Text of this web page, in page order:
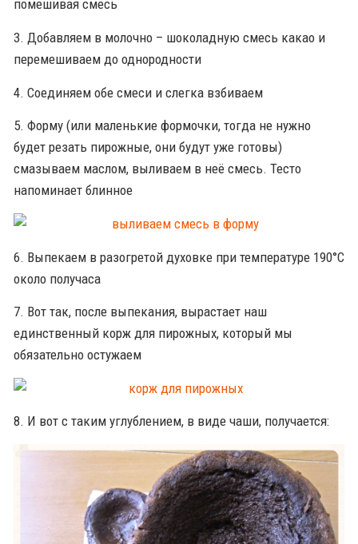
помешивая смесь
3. Добавляем в молочно – шоколадную смесь какао и
перемешиваем до однородности
4. Соединяем обе смеси и слегка взбиваем
5. Форму (или маленькие формочки, тогда не нужно
будет резать пирожные, они будут уже готовы)
смазываем маслом, выливаем в неё смесь. Тесто
напоминает блинное
6. Выпекаем в разогретой духовке при температуре 190°С
около получаса
7. Вот так, после выпекания, вырастает наш
единственный корж для пирожных, который мы
обязательно остужаем
8. И вот с таким углублением, в виде чаши, получается: